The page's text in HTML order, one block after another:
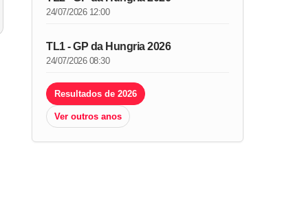
24/07/2026 12:00
TL1 - GP da Hungria 2026
24/07/2026 08:30
Resultados de 2026
Ver outros anos